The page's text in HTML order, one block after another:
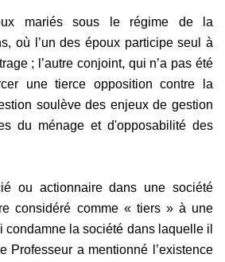
mariés sous le régime de la
où l’un des époux participe seul à
; l’autre conjoint, qui n’a pas été
une tierce opposition contre la
soulève des enjeux de gestion
du ménage et d'opposabilité des
ou actionnaire dans une société
considéré comme « tiers » à une
condamne la société dans laquelle il
Professeur a mentionné l’existence